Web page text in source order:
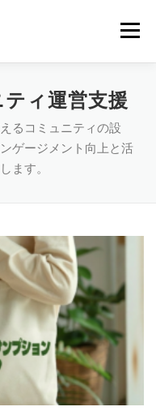
メニュ
ル イベント
DL 問い合わせ
ィ運営支援
るコミュニティの設
ゲージメント向上と活
ます。